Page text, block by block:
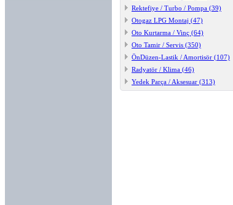
Rektefiye / Turbo / Pompa (39)
Otogaz LPG Montaj (47)
Oto Kurtarma / Vinç (64)
Oto Tamir / Servis (350)
ÖnDüzen-Lastik / Amortisör (107)
Radyatör / Klima (46)
Yedek Parça / Aksesuar (313)